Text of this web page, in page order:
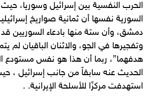
الحرب النفسية بين إسرائيل وسوريا،
السورية نفسها أن ثمانية صواريخ
دمشق، وأن ستة منها بادعاء السوريين قد
وتفجيرها في الجو، والاثنان الباقيان لم
هدفهما”، ربما أن هذا هو نفس مستودع
الحديث عنه سابقاً من جانب إسرائيل ،
استهدفت مركزًا للأسلحة الإيرانية. .